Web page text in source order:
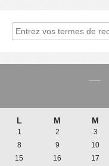
L M M
1 2 3
8
9 10
15
16 17